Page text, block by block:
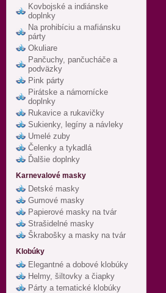
Kovbojské a indiánske
doplnky
Na prohibíciu a mafiánsku
párty
Okuliare
Pančuchy, pančucháče a
podväzky
Pink párty
Pirátske a námornícke
doplnky
Rukavice a rukavičky
Sukienky, legíny a návleky
Umelé zuby
Čelenky a tykadlá
Ďalšie doplnky
Karnevalové masky
Detské masky
Gumové masky
Papierové masky na tvár
Strašidelné masky
Škrabošky a masky na tvár
Klobúky
Elegantné a dobové klobúky
Helmy, šiltovky a čiapky
Párty a tematické klobúky